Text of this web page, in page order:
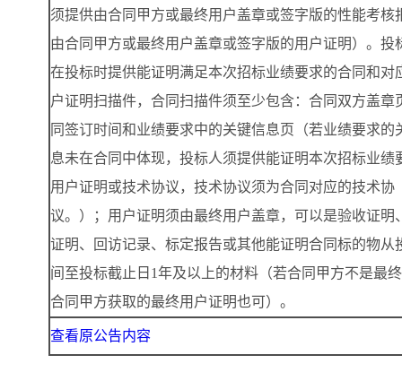
须提供由合同甲方或最终用户盖章或签字版的性能考核
由合同甲方或最终用户盖章或签字版的用户证明）。投
在投标时提供能证明满足本次招标业绩要求的合同和对
户证明扫描件，合同扫描件须至少包含：合同双方盖章
同签订时间和业绩要求中的关键信息页（若业绩要求的
息未在合同中体现，投标人须提供能证明本次招标业绩
用户证明或技术协议，技术协议须为合同对应的技术协
议。）；用户证明须由最终用户盖章，可以是验收证明
证明、回访记录、标定报告或其他能证明合同标的物从
间至投标截止日1年及以上的材料（若合同甲方不是最
合同甲方获取的最终用户证明也可）。
查看原公告内容